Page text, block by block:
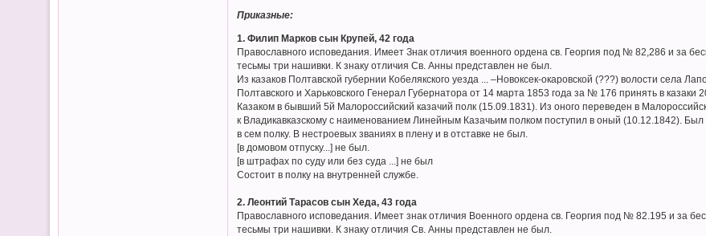
Приказные:
1. Филип Марков сын Крупей, 42 года
Православного исповедания. Имеет Знак отличия военного ордена св. Георгия под № 82,286 и за
тесьмы три нашивки. К знаку отличия Св. Анны представлен не был.
Из казаков Полтавской губернии Кобелякского уезда ... –Новоксек-окаровской (???) волости села
Полтавского и Харьковского Генерал Губернатора от 14 марта 1853 года за № 176 принять в казаки
Казаком в бывший 5й Малороссийский казачий полк (15.09.1831). Из оного переведен в
к Владикавказскому с наименованием Линейным Казачьим полком поступил в оный (10.12.1842).
в сем полку. В нестроевых званиях в плену и в отставке не был.
[в домовом отпуску...] не был.
[в штрафах по суду или без суда ...] не был
Состоит в полку на внутренней службе.
2. Леонтий Тарасов сын Хеда, 43 года
Православного исповедания. Имеет знак отличия Военного ордена св. Георгия под № 82.195 и за
тесьмы три нашивки. К знаку отличия Св. Анны представлен не был.